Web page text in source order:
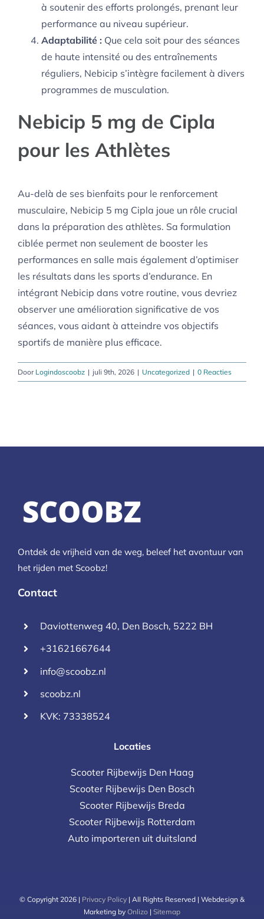
à soutenir des efforts prolongés, prenant leur
performance au niveau supérieur.
Adaptabilité : Que cela soit pour des séances
de haute intensité ou des entraînements
réguliers, Nebicip s’intègre facilement à divers
programmes de musculation.
Nebicip 5 mg de Cipla
pour les Athlètes
Au-delà de ses bienfaits pour le renforcement
musculaire, Nebicip 5 mg Cipla joue un rôle crucial
dans la préparation des athlètes. Sa formulation
ciblée permet non seulement de booster les
performances en salle mais également d’optimiser
les résultats dans les sports d’endurance. En
intégrant Nebicip dans votre routine, vous devriez
observer une amélioration significative de vos
séances, vous aidant à atteindre vos objectifs
sportifs de manière plus efficace.
Door Logindoscoobz | juli 9th, 2026 | Uncategorized | 0 Reacties
Ontdek de vrijheid van de weg, beleef het avontuur van
het rijden met Scoobz!
Contact
Daviottenweg 40, Den Bosch, 5222 BH
+31621667644
info@scoobz.nl
scoobz.nl
KVK: 73338524
Locaties
Scooter Rijbewijs Den Haag
Scooter Rijbewijs Den Bosch
Scooter Rijbewijs Breda
Scooter Rijbewijs Rotterdam
Auto importeren uit duitsland
© Copyright 2026 | Privacy Policy | All Rights Reserved | Webdesign &
Marketing by Onlizo | Sitemap